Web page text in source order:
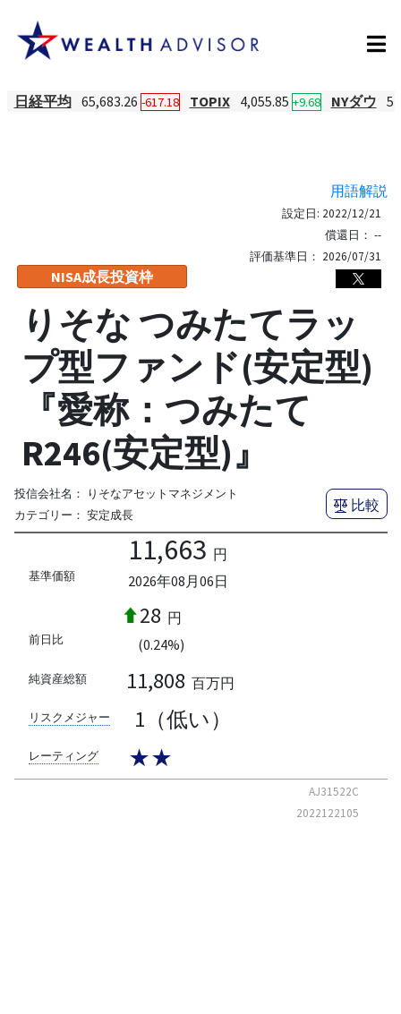
日経平均 65,683.26 -617.18 TOPIX 4,055.85 +9.68 NYダウ
用語解説
NISA成長投資枠
設定日: 2022/12/21
償還日： --
評価基準日： 2026/07/31
りそな つみたてラッ
プ型ファンド(安定型)
『愛称：つみたて
R246(安定型)』
投信会社名： りそなアセットマネジメント
カテゴリー： 安定成長
比較
基準価額
11,663 円
2026年08月06日
前日比
28 円
(0.24%)
純資産総額 11,808 百万円
リスクメジャー 1（低い）
レーティング ★★
AJ31522C
2022122105